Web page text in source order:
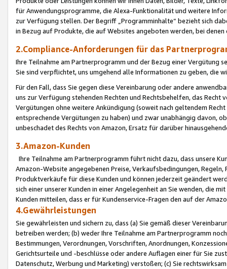
für Anwendungsprogramme, die Alexa-Funktionalität und weitere
zur Verfügung stellen. Der Begriff „Programminhalte“ bezieht sich
in Bezug auf Produkte, die auf Websites angeboten werden, bei
2.Compliance-Anforderungen für das
Ihre Teilnahme am Partnerprogramm und der Bezug einer Vergütung
Sie sind verpflichtet, uns umgehend alle Informationen zu geben, die
Für den Fall, dass Sie gegen diese Vereinbarung oder andere
uns zur Verfügung stehenden Rechten und Rechtsbehelfen, das
Vergütungen ohne weitere Ankündigung (soweit nach geltendem
entsprechende Vergütungen zu haben) und zwar unabhängig davon,
unbeschadet des Rechts von Amazon, Ersatz für darüber
3.Amazon-Kunden
Ihre Teilnahme am Partnerprogramm führt nicht dazu, dass unsere
Amazon-Website angegebenen Preise, Verkaufsbedingungen,
Produktverkäufe für diese Kunden und können jederzeit geändert
sich einer unserer Kunden in einer Angelegenheit an Sie wenden, die
Kunden mitteilen, dass er für Kundenservice-Fragen den auf der
4.Gewährleistungen
Sie gewährleisten und sichern zu, dass (a) Sie gemäß dieser
betreiben werden; (b) weder Ihre Teilnahme am Partnerprogramm
Bestimmungen, Verordnungen, Vorschriften, Anordnungen,
Gerichtsurteile und -beschlüsse oder andere Auflagen einer für Sie
Datenschutz, Werbung und Marketing) verstoßen; (c) Sie